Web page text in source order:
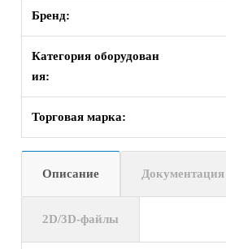
Бренд:
Категория оборудован
ия:
Торговая марка:
Описание Документация
2D/3D-файлы